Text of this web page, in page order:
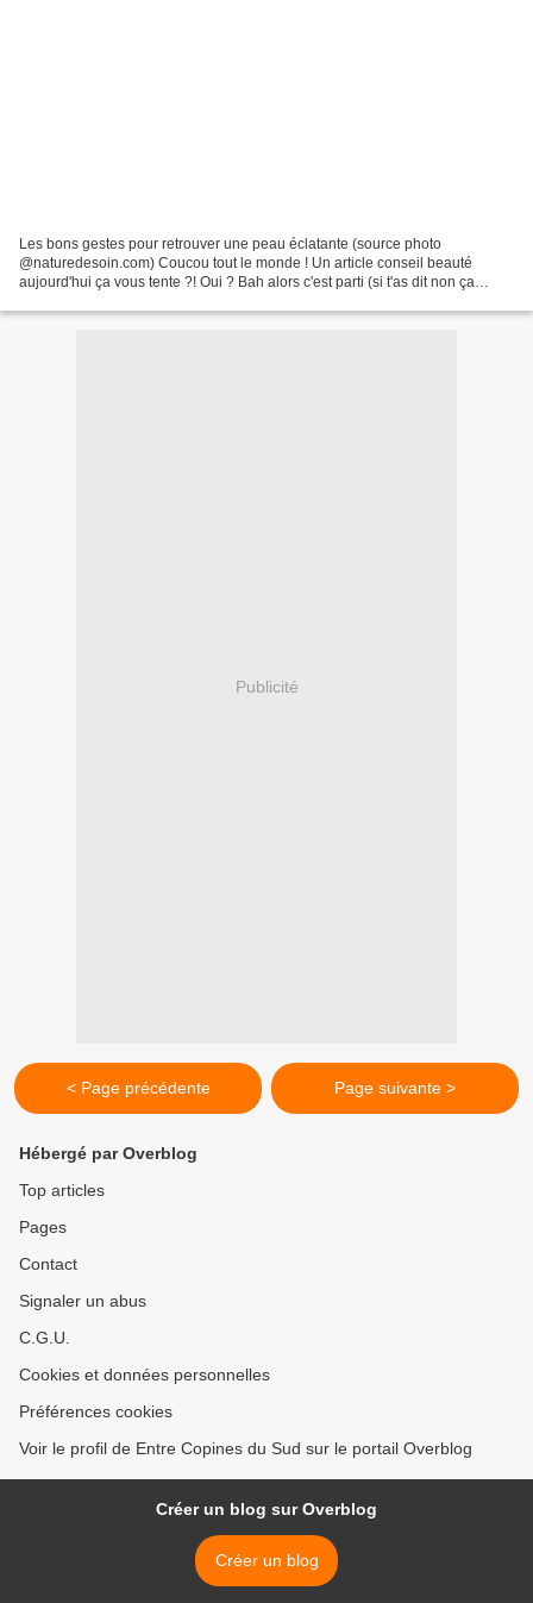
Les bons gestes pour retrouver une peau éclatante (source photo
@naturedesoin.com) Coucou tout le monde ! Un article conseil beauté
aujourd'hui ça vous tente ?! Oui ? Bah alors c'est parti (si t'as dit non ça
Publicité
< Page précédente Page suivante >
Hébergé par Overblog
Top articles
Pages
Contact
Signaler un abus
C.G.U.
Cookies et données personnelles
Préférences cookies
Voir le profil de Entre Copines du Sud sur le portail Overblog
Créer un blog sur Overblog
Créer un blog